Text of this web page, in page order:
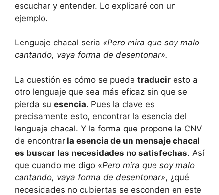
escuchar y entender. Lo explicaré con un
ejemplo.
Lenguaje chacal seria «Pero mira que soy malo
cantando, vaya forma de desentonar».
La cuestión es cómo se puede traducir esto a
otro lenguaje que sea más eficaz sin que se
pierda su esencia. Pues la clave es
precisamente esto, encontrar la esencia del
lenguaje chacal. Y la forma que propone la CNV
de encontrar la esencia de un mensaje chacal
es buscar las necesidades no satisfechas. Así
que cuando me digo «Pero mira que soy malo
cantando, vaya forma de desentonar», ¿qué
necesidades no cubiertas se esconden en este